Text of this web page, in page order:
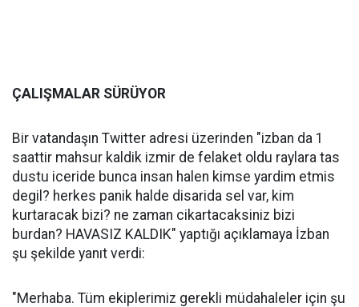
ÇALIŞMALAR SÜRÜYOR
Bir vatandaşın Twitter adresi üzerinden "izban da 1
saattir mahsur kaldik izmir de felaket oldu raylara tas
dustu iceride bunca insan halen kimse yardim etmis
degil? herkes panik halde disarida sel var, kim
kurtaracak bizi? ne zaman cikartacaksiniz bizi
burdan? HAVASIZ KALDIK" yaptığı açıklamaya İzban
şu şekilde yanıt verdi:
"Merhaba. Tüm ekiplerimiz gerekli müdahaleler için şu